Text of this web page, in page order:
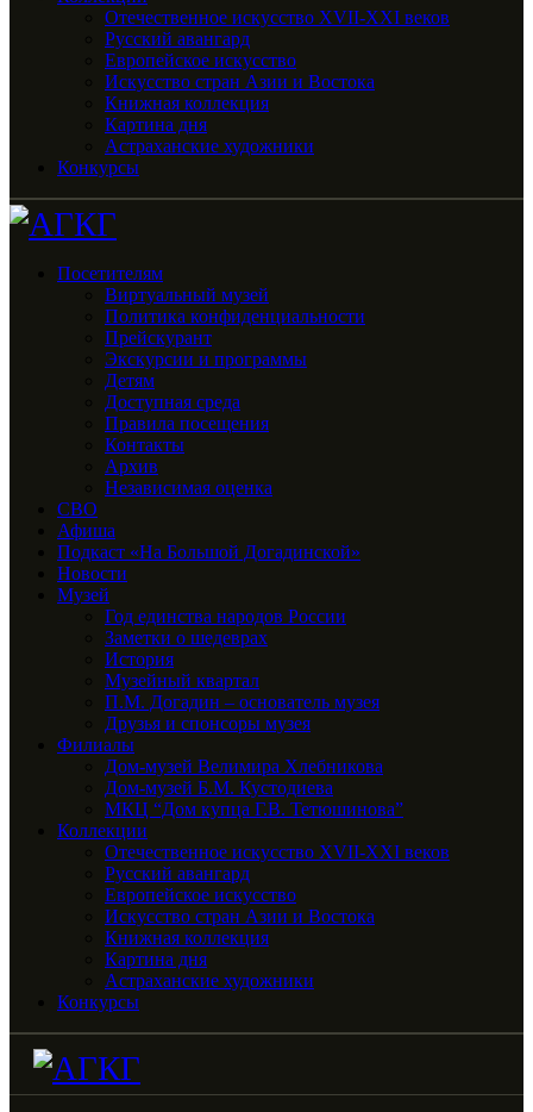
Отечественное искусство XVII-XXI веков
Русский авангард
Европейское искусство
Искусство стран Азии и Востока
Книжная коллекция
Картина дня
Астраханские художники
Конкурсы
Посетителям
Виртуальный музей
Политика конфиденциальности
Прейскурант
Экскурсии и программы
Детям
Доступная среда
Правила посещения
Контакты
Архив
Независимая оценка
СВО
Афиша
Подкаст «На Большой Догадинской»
Новости
Музей
Год единства народов России
Заметки о шедеврах
История
Музейный квартал
П.М. Догадин – основатель музея
Друзья и спонсоры музея
Филиалы
Дом-музей Велимира Хлебникова
Дом-музей Б.М. Кустодиева
МКЦ “Дом купца Г.В. Тетюшинова”
Коллекции
Отечественное искусство XVII-XXI веков
Русский авангард
Европейское искусство
Искусство стран Азии и Востока
Книжная коллекция
Картина дня
Астраханские художники
Конкурсы